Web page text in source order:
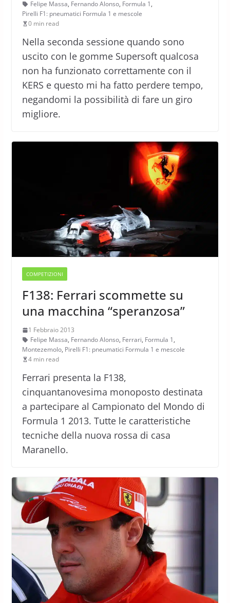
Felipe Massa, Fernando Alonso, Formula 1,
Pirelli F1: pneumatici Formula 1 e mescole
0 min read
Nella seconda sessione quando sono
uscito con le gomme Supersoft qualcosa
non ha funzionato correttamente con il
KERS e questo mi ha fatto perdere tempo,
negandomi la possibilità di fare un giro
migliore.
COMPETIZIONI
F138: Ferrari scommette su
una macchina “speranzosa”
1 Febbraio 2013
Felipe Massa, Fernando Alonso, Ferrari, Formula 1,
Montezemolo, Pirelli F1: pneumatici Formula 1 e mescole
4 min read
Ferrari presenta la F138,
cinquantanovesima monoposto destinata
a partecipare al Campionato del Mondo di
Formula 1 2013. Tutte le caratteristiche
tecniche della nuova rossa di casa
Maranello.